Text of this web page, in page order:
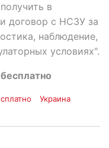
в
договор с НСЗУ за
наблюдение,
условиях".
Украина